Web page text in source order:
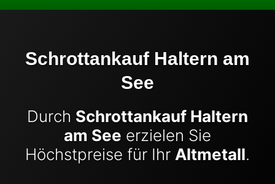
Schrottankauf Haltern am
See
Durch Schrottankauf Haltern
am See erzielen Sie
Höchstpreise für Ihr Altmetall.